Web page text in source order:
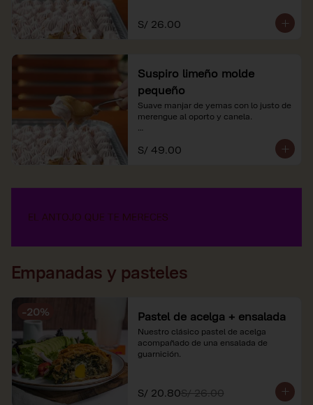
S/ 26.00
Suspiro limeño molde
pequeño
Suave manjar de yemas con lo justo de
merengue al oporto y canela.
*Nuestros precios están expresados en
soles e incluyen impuestos de ley y
S/ 49.00
Empanadas y pasteles
-20% Pastel de acelga + ensalada
Nuestro clásico pastel de acelga
acompañado de una ensalada de
guarnición.
S/ 20.80S/ 26.00